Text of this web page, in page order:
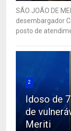
SÃO JOÃO DE
desembargador
posto de
2
Idoso de
de
Meriti